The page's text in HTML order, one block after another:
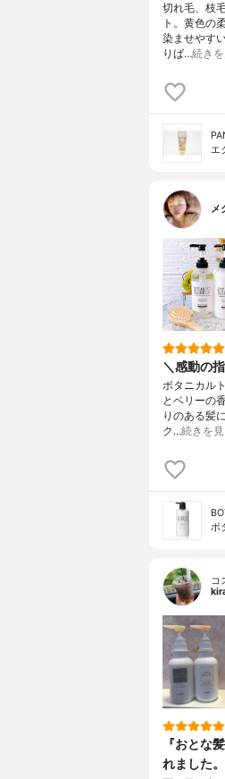
切れ毛、枝
ト。黄色の
染ませやす
りば…続き
エ
メ
＼感動の
ボタニカル
とベリーの
りのある髪
ク…続きを
ボ
コ
『おとな
れました。